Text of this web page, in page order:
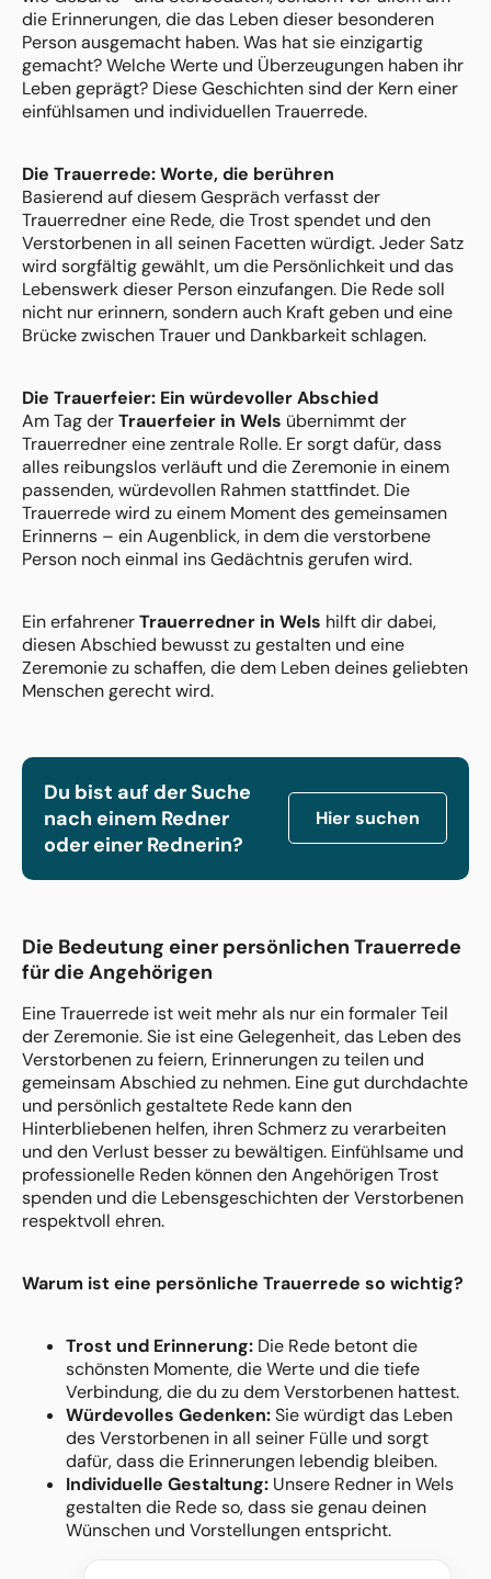
die Erinnerungen, die das Leben dieser besonderen
Person ausgemacht haben. Was hat sie einzigartig
gemacht? Welche Werte und Überzeugungen haben ihr
Leben geprägt? Diese Geschichten sind der Kern einer
einfühlsamen und individuellen Trauerrede.
Die Trauerrede: Worte, die berühren
Basierend auf diesem Gespräch verfasst der
Trauerredner eine Rede, die Trost spendet und den
Verstorbenen in all seinen Facetten würdigt. Jeder Satz
wird sorgfältig gewählt, um die Persönlichkeit und das
Lebenswerk dieser Person einzufangen. Die Rede soll
nicht nur erinnern, sondern auch Kraft geben und eine
Brücke zwischen Trauer und Dankbarkeit schlagen.
Die Trauerfeier: Ein würdevoller Abschied
Am Tag derTrauerfeier in Wels übernimmt der
Trauerredner eine zentrale Rolle. Er sorgt dafür, dass
alles reibungslos verläuft und die Zeremonie in einem
passenden, würdevollen Rahmen stattfindet. Die
Trauerrede wird zu einem Moment des gemeinsamen
Erinnerns – ein Augenblick, in dem die verstorbene
Person noch einmal ins Gedächtnis gerufen wird.
Ein erfahrenerTrauerredner in Wels hilft dir dabei,
diesen Abschied bewusst zu gestalten und eine
Zeremonie zu schaffen, die dem Leben deines geliebten
Menschen gerecht wird.
Du bist auf der Suche
nach einem Redner
oder einer Rednerin?
Hier suchen
Die Bedeutung einer persönlichen Trauerrede
für die Angehörigen
Eine Trauerrede ist weit mehr als nur ein formaler Teil
der Zeremonie. Sie ist eine Gelegenheit, das Leben des
Verstorbenen zu feiern, Erinnerungen zu teilen und
gemeinsam Abschied zu nehmen. Eine gut durchdachte
und persönlich gestaltete Rede kann den
Hinterbliebenen helfen, ihren Schmerz zu verarbeiten
und den Verlust besser zu bewältigen. Einfühlsame und
professionelle Reden können den Angehörigen Trost
spenden und die Lebensgeschichten der Verstorbenen
respektvoll ehren.
Warum ist eine persönliche Trauerrede so wichtig?
Trost und Erinnerung: Die Rede betont die
schönsten Momente, die Werte und die tiefe
Verbindung, die du zu dem Verstorbenen hattest.
Würdevolles Gedenken:Sie würdigt das Leben
des Verstorbenen in all seiner Fülle und sorgt
dafür, dass die Erinnerungen lebendig bleiben.
Individuelle Gestaltung: Unsere Redner in Wels
gestalten die Rede so, dass sie genau deinen
Wünschen und Vorstellungen entspricht.